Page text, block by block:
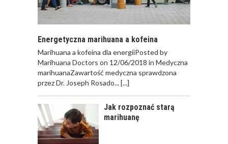
Energetyczna marihuana a kofeina
Marihuana a kofeina dla energiiPosted by
Marihuana Doctors on 12/06/2018 in Medyczna
marihuanaZawartość medyczna sprawdzona
przez Dr. Joseph Rosado...[...]
Jak rozpoznać starą
marihuanę